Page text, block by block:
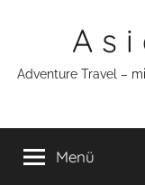
A s i
Adventure Travel –
Menü